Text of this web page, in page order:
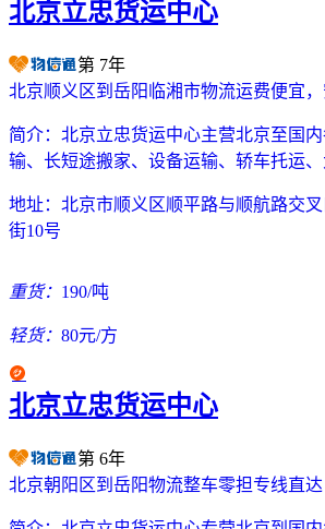
北京立忠货运中心
第 7年
北京顺义区到岳阳临湘市物流运费便宜
简介： 北京立忠货运中心主营北京至国
输、长短途搬家、设备运输、轿车托运
地址： 北京市顺义区顺平路与顺航路交
街10号
重货： 190/吨
轻货： 80元/方
北京立忠货运中心
第 6年
北京朝阳区到岳阳物流整车零担专线直达